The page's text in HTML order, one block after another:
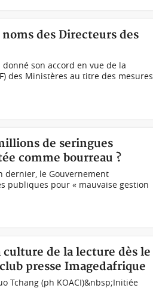
des Directeurs des
son accord en vue de la
des Ministères au titre des mesures
de seringues
comme bourreau ?
dernier, le Gouvernement
publiques pour « mauvaise gestion
de la lecture dès le
presse Imagedafrique
Tchang (ph KOACI)&nbsp;Initiée